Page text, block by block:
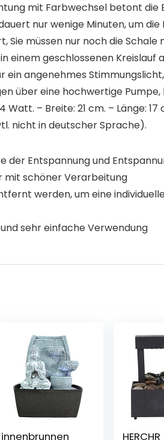
mit Farbwechsel betont die
nur wenige Minuten, um die
müssen nur noch die
einem geschlossenen Kreislauf
angenehmes Stimmungslicht,
über eine hochwertige
– Breite: 21 cm. – Länge:
nicht in deutscher Sprache).
der Entspannung und
mit schöner Verarbeitung
werden, um eine
sehr einfache Verwendung
innenbrunnen
HERCHR